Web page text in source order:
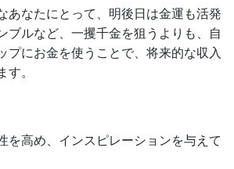
あなたにとって、明後日は金運も活発
ブルなど、一攫千金を狙うよりも、自
プにお金を使うことで、将来的な収入
。
を高め、インスピレーションを与えて